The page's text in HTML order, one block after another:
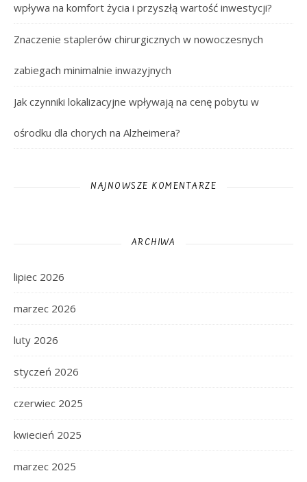
wpływa na komfort życia i przyszłą wartość inwestycji?
Znaczenie staplerów chirurgicznych w nowoczesnych
zabiegach minimalnie inwazyjnych
Jak czynniki lokalizacyjne wpływają na cenę pobytu w
ośrodku dla chorych na Alzheimera?
NAJNOWSZE KOMENTARZE
ARCHIWA
lipiec 2026
marzec 2026
luty 2026
styczeń 2026
czerwiec 2025
kwiecień 2025
marzec 2025